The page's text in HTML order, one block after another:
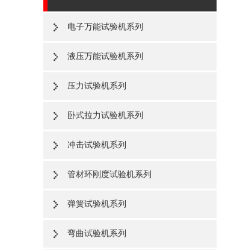
电子万能试验机系列
液压万能试验机系列
压力试验机系列
卧式拉力试验机系列
冲击试验机系列
管材环刚度试验机系列
弹簧试验机系列
弯曲试验机系列